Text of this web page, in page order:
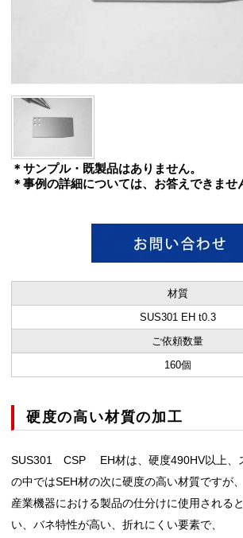
＊サンプル・既製品はありません。
＊事例の詳細については、お答えできませ
材質
SUS301 EH t0.3
ご依頼数量
160個
硬度の高い材質の加工
SUS301 CSP EH材は、硬度490HV以上、
の中ではSEH材の次に硬度の高い材質ですが、
産業機器における製品の仕分けに使用される
い、バネ特性が高い、折れにくい要素で、